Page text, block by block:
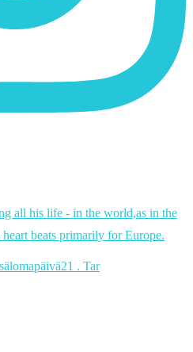
all his life - in the world,as in the
beats primarily for Europe.
. Tar